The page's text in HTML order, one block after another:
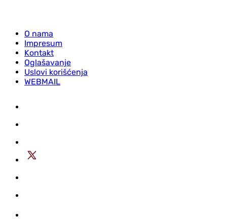
O nama
Impresum
Kontakt
Oglašavanje
Uslovi korišćenja
WEBMAIL